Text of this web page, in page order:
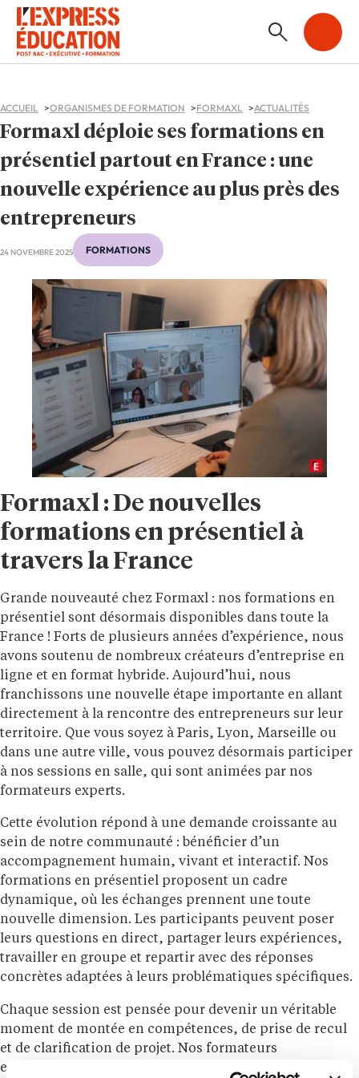
Formaxl déploie ses formations en
présentiel partout en France : une
nouvelle expérience au plus près des
entrepreneurs
24 NOVEMBRE 2025 FORMATIONS
ACCUEIL ORGANISMES DE FORMATION FORMAXL ACTUALITÉS
Formaxl : De nouvelles
formations en présentiel à
travers la France
Grande nouveauté chez Formaxl : nos formations en
présentiel sont désormais disponibles dans toute la
France ! Forts de plusieurs années d’expérience, nous
avons soutenu de nombreux créateurs d’entreprise en
ligne et en format hybride. Aujourd’hui, nous
franchissons une nouvelle étape importante en allant
directement à la rencontre des entrepreneurs sur leur
territoire. Que vous soyez à Paris, Lyon, Marseille ou
dans une autre ville, vous pouvez désormais participer
à nos sessions en salle, qui sont animées par nos
formateurs experts.
Cette évolution répond à une demande croissante au
sein de notre communauté : bénéficier d’un
accompagnement humain, vivant et interactif. Nos
formations en présentiel proposent un cadre
dynamique, où les échanges prennent une toute
nouvelle dimension. Les participants peuvent poser
leurs questions en direct, partager leurs expériences,
travailler en groupe et repartir avec des réponses
concrètes adaptées à leurs problématiques spécifiques.
Chaque session est pensée pour devenir un véritable
moment de montée en compétences, de prise de recul
et de clarification de projet. Nos formateurs
expérimentés apportent une approche personnalisée,